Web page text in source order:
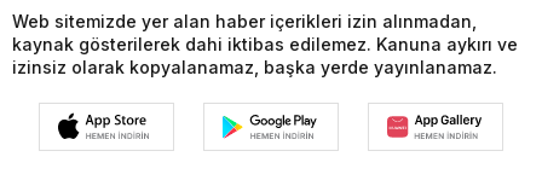
MAGAZİN
SAĞLIK
SİYASET
SPOR
VİZYONDAKİLER
YAŞAM
EĞİTİM
EKONOMİ
FOTO GALERİ
Genel
GÜNDEM
KÜLTÜR SANAT
MAGAZİN
SAĞLIK
SİYASET
SPOR
Web sitemizde yer alan haber içerikleri izin alınmadan,
kaynak gösterilerek dahi iktibas edilemez. Kanuna aykırı ve
izinsiz olarak kopyalanamaz, başka yerde yayınlanamaz.